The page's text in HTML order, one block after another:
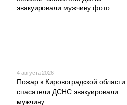
4 августа 2026
Пожар в Кировоградской области:
спасатели ДСНС эвакуировали
мужчину